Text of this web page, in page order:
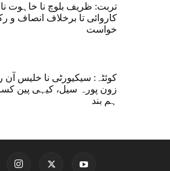
تربت: ظریف بلوچ نا خاہوت نا
کاروائی تا برخلاف انصاف و
خواست
کوئٹہ: سیکیورٹی نا خلیس آن
زون پورہ سیل، کیہی پین
ہم بند